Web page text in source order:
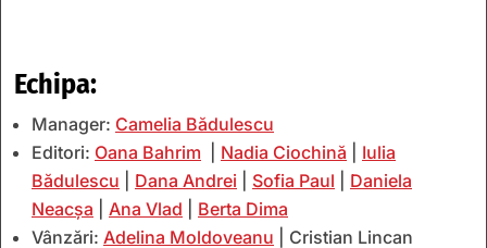
Echipa:
Manager: Camelia Bădulescu
Editori: Oana Bahrim Nadia Ciochină
Iulia
Bădulescu
Dana Andrei Sofia Paul
Daniela
Neacșa
Ana Vlad
Berta Dima
Vânzări: Adelina Moldoveanu | Cristian Lincan